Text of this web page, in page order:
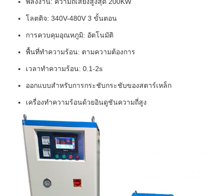
โลตติจ: 340V-480V 3 ขั้นตอน
การควบคุมอุณหภูมิ: อัตโนมัติ
พื้นที่ทําความร้อน: ตามความต้องการ
เวลาทําความร้อน: 0.1-2s
ออกแบบสําหรับการกระชับกระชับของสตาร์เหล็ก
เครื่องทําความร้อนด้วยอินดูชันความถี่สูง